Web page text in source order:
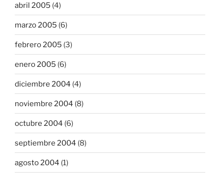
abril 2005 (4)
marzo 2005 (6)
febrero 2005 (3)
enero 2005 (6)
diciembre 2004 (4)
noviembre 2004 (8)
octubre 2004 (6)
septiembre 2004 (8)
agosto 2004 (1)